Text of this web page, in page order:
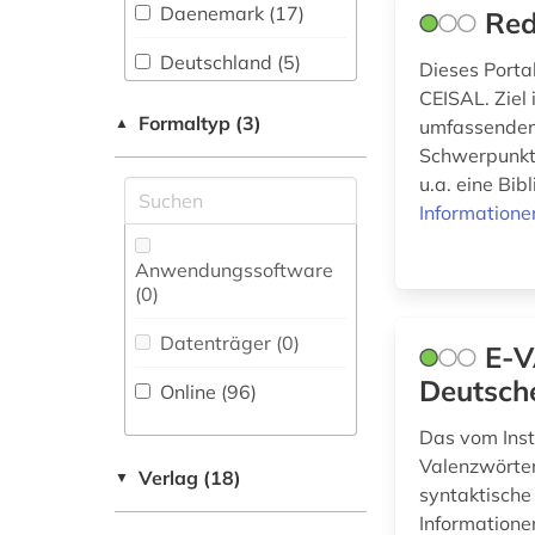
Soziologie (2)
Sport (0)
Theologie und
Religionswissenschaften
(1)
und Fertigungstechnik (0)
(0)
Wissenschaftskunde,
frankophonie (1)
färöisch (3)
galloromanisch (1)
galloromanistik (30)
(4)
gelehrtenkorrespondenz
Daenemark (17)
Deutschland (5)
Europa (2)
Finnland (1)
Frankreich (13)
Großbritannien (1)
Island (3)
Italien (10)
Kanada (2)
▲ Formaltyp (3)
Anwendungssoftware
(0)
Datenträger (0)
Online (96)
▼ Verlag (18)
Dieses
CEISAL.
u.a. eine
E-
Das vom